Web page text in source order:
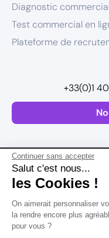
Continuer sans accepter
Salut c'est nous...
les Cookies !
On aimerait personnaliser
la rendre encore plus
pour vous ?
Diagnostic
Test commercial en
Plateforme de
+33(0)1